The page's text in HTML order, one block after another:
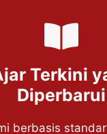
Terkini
Diperbarui
berbasis